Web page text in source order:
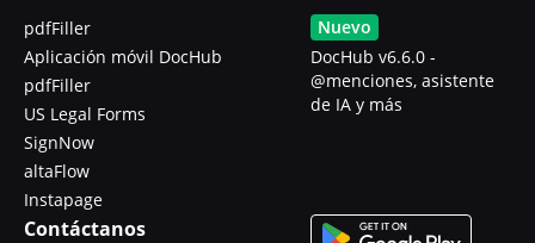
pdfFiller
Aplicación móvil DocHub
pdfFiller
US Legal Forms
SignNow
altaFlow
Instapage
Nuevo
DocHub v6.6.0 -
@menciones, asistente
de IA y más
Contáctanos